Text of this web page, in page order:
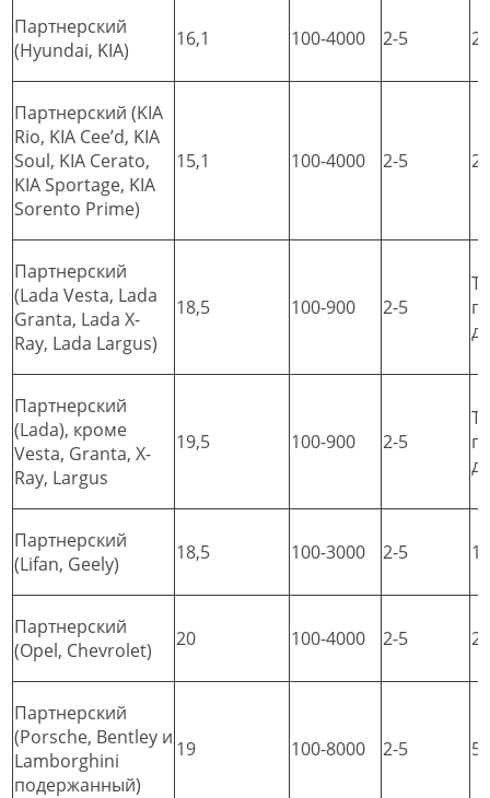
Партнерский
(Hyundai, KIA)
16,1 100-4000 2-5
Партнерский (KIA
Rio, KIA Cee’d, KIA
Soul, KIA Cerato,
KIA Sportage, KIA
Sorento Prime)
15,1 100-4000 2-5
Партнерский
(Lada Vesta, Lada
Granta, Lada X-
Ray, Lada Largus)
18,5 100-900 2-5
Партнерский
(Lada), кроме
Vesta, Granta, X-
Ray, Largus
19,5 100-900 2-5
Партнерский
(Lifan, Geely)
18,5 100-3000 2-5
Партнерский
(Opel, Chevrolet)
20 100-4000 2-5
Партнерский
(Porsche, Bentley и
Lamborghini
подержанный)
19 100-8000 2-5